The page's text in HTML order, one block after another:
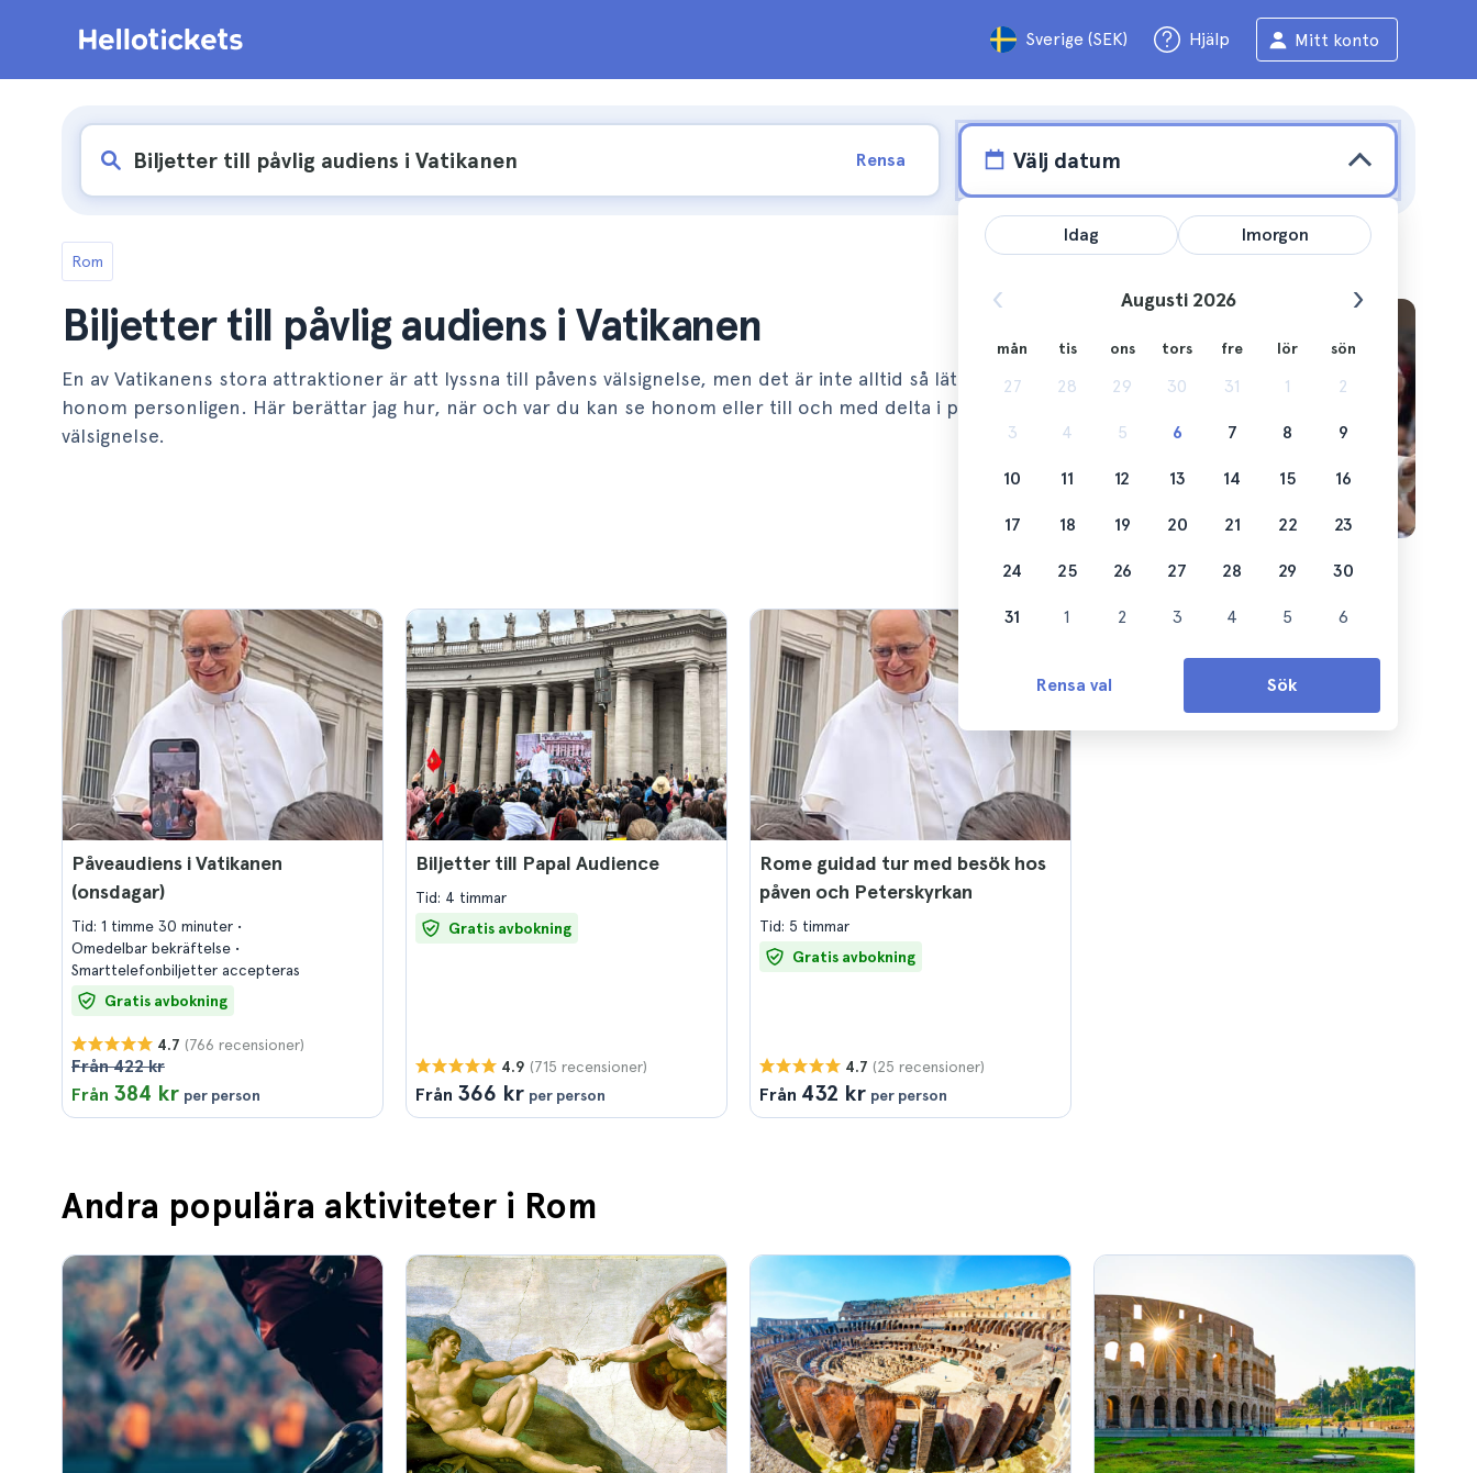
Sverige (SEK) Hjälp Mitt konto
Rensa Välj datum
Rom
Biljetter till påvlig audiens i Vatikanen
En av Vatikanens stora attraktioner är att lyssna till påvens välsignelse, men det är inte alltid så lätt att se
honom personligen. Här berättar jag hur, när och var du kan se honom eller till och med delta i påvens
välsignelse.
Påveaudiens i Vatikanen
(onsdagar)
Tid: 1 timme 30 minuter
Omedelbar bekräftelse
Smarttelefonbiljetter accepteras
Gratis avbokning
4.7 (766 recensioner)
Från 422 kr
Från 384 kr per person
Biljetter till Papal Audience
Tid: 4 timmar
Gratis avbokning
4.9 (715 recensioner)
Från 366 kr per person
Rome guidad tur med besök hos
påven och Peterskyrkan
Tid: 5 timmar
Gratis avbokning
4.7 (25 recensioner)
Från 432 kr per person
Andra populära aktiviteter i Rom
Idag Imorgon
Augusti 2026
mån tis ons tors fre lör sön
27 28 29 30 31 1 2
3 4 5 6 7 8 9
10 11 12 13 14 15 16
17 18 19 20 21 22 23
24 25 26 27 28 29 30
31 1 2 3 4 5 6
Rensa val Sök